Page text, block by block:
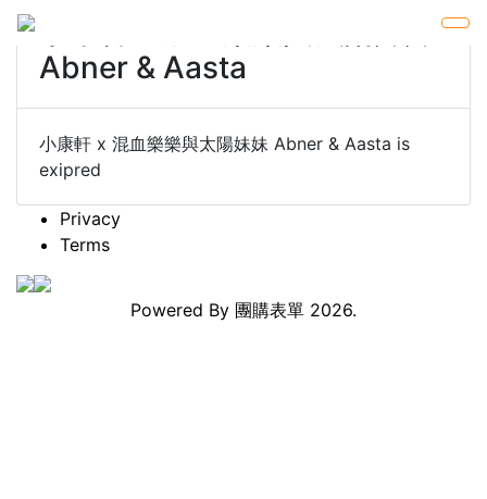
Abner & Aasta
小康軒 x 混血樂樂與太陽妹妹 Abner & Aasta is
exipred
Privacy
Terms
Powered By 團購表單 2026.